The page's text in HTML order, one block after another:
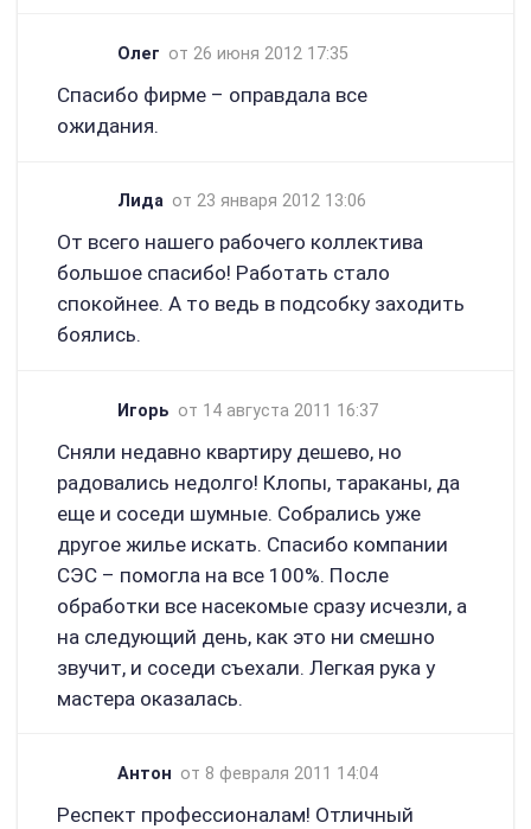
Олег от 26 июня 2012 17:35
Спасибо фирме – оправдала все
ожидания.
Лида от 23 января 2012 13:06
От всего нашего рабочего коллектива
большое спасибо! Работать стало
спокойнее. А то ведь в подсобку заходить
боялись.
Игорь от 14 августа 2011 16:37
Сняли недавно квартиру дешево, но
радовались недолго! Клопы, тараканы, да
еще и соседи шумные. Собрались уже
другое жилье искать. Спасибо компании
СЭС – помогла на все 100%. После
обработки все насекомые сразу исчезли, а
на следующий день, как это ни смешно
звучит, и соседи съехали. Легкая рука у
мастера оказалась.
Антон от 8 февраля 2011 14:04
Респект профессионалам! Отличный